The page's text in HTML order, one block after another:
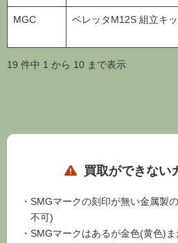
MGC ベレッタM12S 組立キ
不可)
SMGマークはあるが金色(黄色)ま
い金属製のモデルガン(ハンドガ